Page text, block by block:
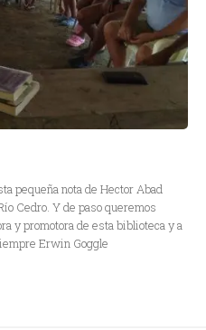
pequeña nota de Hector Abad
Cedro. Y de paso queremos
y promotora de esta biblioteca y a
Erwin Goggle